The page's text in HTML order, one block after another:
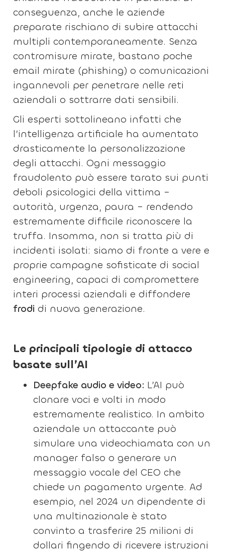
conseguenza, anche le aziende
preparate rischiano di subire attacchi
multipli contemporaneamente. Senza
contromisure mirate, bastano poche
email mirate (phishing) o comunicazioni
ingannevoli per penetrare nelle reti
aziendali o sottrarre dati sensibili.
Gli esperti sottolineano infatti che
l’intelligenza artificiale ha aumentato
drasticamente la personalizzazione
degli attacchi. Ogni messaggio
fraudolento può essere tarato sui punti
deboli psicologici della vittima –
autorità, urgenza, paura – rendendo
estremamente difficile riconoscere la
truffa. Insomma, non si tratta più di
incidenti isolati: siamo di fronte a vere e
proprie campagne sofisticate di social
engineering, capaci di compromettere
interi processi aziendali e diffondere
frodi di nuova generazione.
Le principali tipologie di attacco
basate sull’AI
Deepfake audio e video: L’AI può
clonare voci e volti in modo
estremamente realistico. In ambito
aziendale un attaccante può
simulare una videochiamata con un
manager falso o generare un
messaggio vocale del CEO che
chiede un pagamento urgente. Ad
esempio, nel 2024 un dipendente di
una multinazionale è stato
convinto a trasferire 25 milioni di
dollari fingendo di ricevere istruzioni